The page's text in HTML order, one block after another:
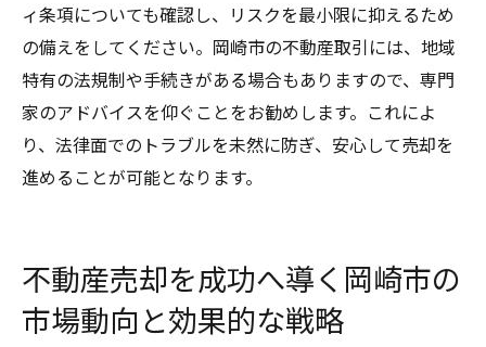
ィ条項についても確認し、リスクを最小限に抑えるため
の備えをしてください。岡崎市の不動産取引には、地域
特有の法規制や手続きがある場合もありますので、専門
家のアドバイスを仰ぐことをお勧めします。これによ
り、法律面でのトラブルを未然に防ぎ、安心して売却を
進めることが可能となります。
不動産売却を成功へ導く岡崎市の
市場動向と効果的な戦略